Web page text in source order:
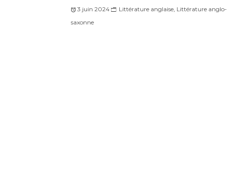
3 juin 2024 Littérature anglaise, Littérature anglo-
saxonne